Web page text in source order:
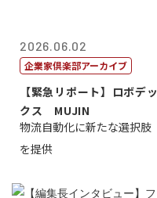
2026.06.02
企業家倶楽部アーカイブ
【緊急リポート】ロボデッ
クス MUJIN
物流自動化に新たな選択肢
を提供